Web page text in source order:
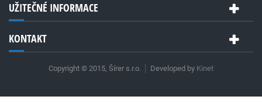
UŽITEČNÉ INFORMACE
KONTAKT
Copyright © 2015, Šírer s.r.o. Developed by Kinet